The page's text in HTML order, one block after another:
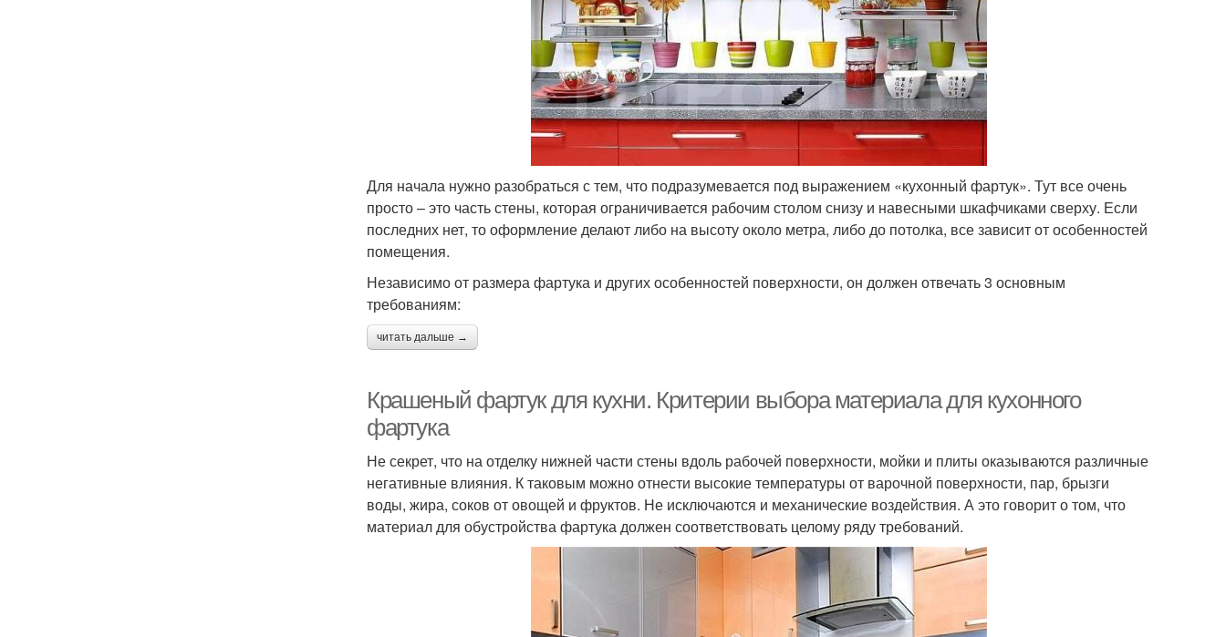
Для начала нужно разобраться с тем, что подразумевается под выражением «кухонный фартук». Тут все очень
просто – это часть стены, которая ограничивается рабочим столом снизу и навесными шкафчиками сверху. Если
последних нет, то оформление делают либо на высоту около метра, либо до потолка, все зависит от особенностей
помещения.
Независимо от размера фартука и других особенностей поверхности, он должен отвечать 3 основным
требованиям:
читать дальше →
Крашеный фартук для кухни. Критерии выбора материала для кухонного
фартука
Не секрет, что на отделку нижней части стены вдоль рабочей поверхности, мойки и плиты оказываются различные
негативные влияния. К таковым можно отнести высокие температуры от варочной поверхности, пар, брызги
воды, жира, соков от овощей и фруктов. Не исключаются и механические воздействия. А это говорит о том, что
материал для обустройства фартука должен соответствовать целому ряду требований.